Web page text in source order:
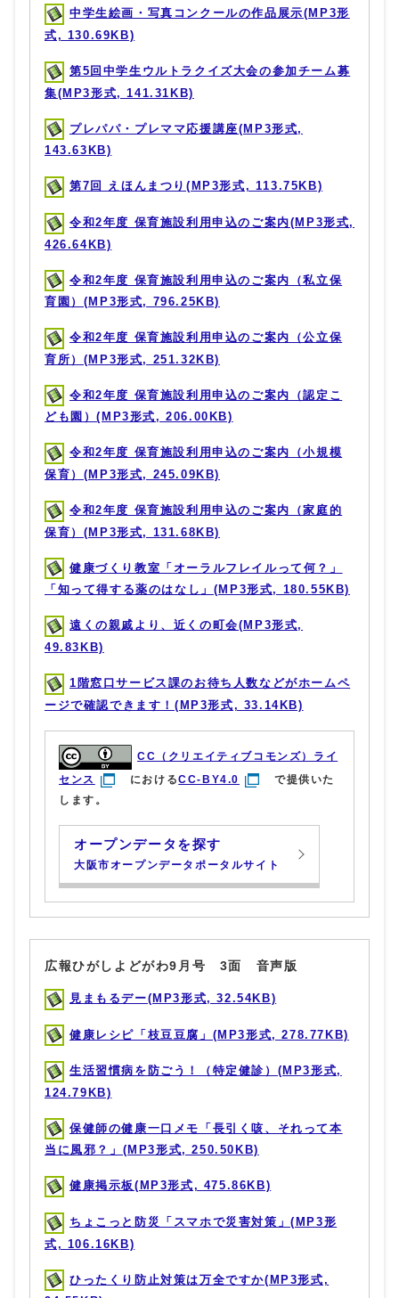
中学生絵画・写真コンクールの作品展示(MP3形
式, 130.69KB)
第5回中学生ウルトラクイズ大会の参加チーム募
集(MP3形式, 141.31KB)
プレパパ・プレママ応援講座(MP3形式,
143.63KB)
第7回 えほんまつり(MP3形式, 113.75KB)
令和2年度 保育施設利用申込のご案内(MP3形式,
426.64KB)
令和2年度 保育施設利用申込のご案内（私立保
育園）(MP3形式, 796.25KB)
令和2年度 保育施設利用申込のご案内（公立保
育所）(MP3形式, 251.32KB)
令和2年度 保育施設利用申込のご案内（認定こ
ども園）(MP3形式, 206.00KB)
令和2年度 保育施設利用申込のご案内（小規模
保育）(MP3形式, 245.09KB)
令和2年度 保育施設利用申込のご案内（家庭的
保育）(MP3形式, 131.68KB)
健康づくり教室「オーラルフレイルって何？」
「知って得する薬のはなし」(MP3形式, 180.55KB)
遠くの親戚より、近くの町会(MP3形式,
49.83KB)
1階窓口サービス課のお待ち人数などがホームペ
ージで確認できます！(MP3形式, 33.14KB)
CC（クリエイティブコモンズ）ライ
センス
におけるCC-BY4.0
で提供いた
します。
オープンデータを探す
大阪市オープンデータポータルサイト
広報ひがしよどがわ9月号 3面 音声版
見まもるデー(MP3形式, 32.54KB)
健康レシピ「枝豆豆腐」(MP3形式, 278.77KB)
生活習慣病を防ごう！（特定健診）(MP3形式,
124.79KB)
保健師の健康一口メモ「長引く咳、それって本
当に風邪？」(MP3形式, 250.50KB)
健康掲示板(MP3形式, 475.86KB)
ちょこっと防災「スマホで災害対策」(MP3形
式, 106.16KB)
ひったくり防止対策は万全ですか(MP3形式,